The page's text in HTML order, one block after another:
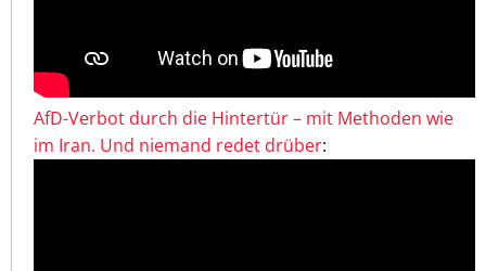
AfD-Verbot durch die Hintertür – mit Methoden wie
im Iran. Und niemand redet drüber: